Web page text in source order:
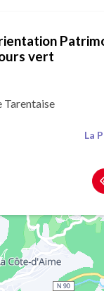
vert
Tarentaise
La